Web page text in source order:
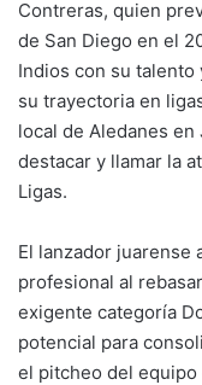
Contreras, quien
de San Diego en el
Indios con su
su trayectoria en
local de Aledanes
destacar y llamar la
Ligas.
El lanzador juarense
profesional al
exigente categoría
potencial para
el pitcheo del equipo